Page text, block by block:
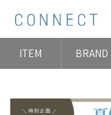
ITEM BRAND